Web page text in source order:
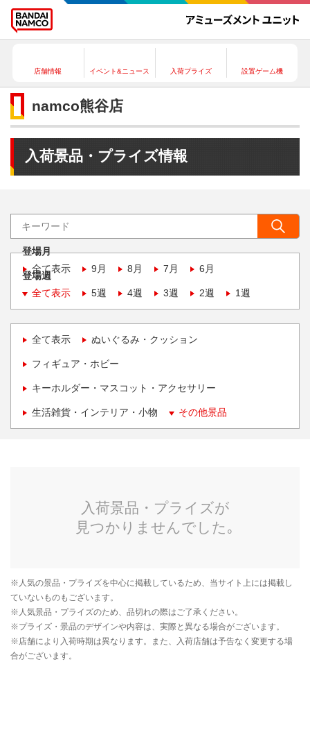
店舗情報 イベント&ニュース 入荷プライズ 設置ゲーム機
namco熊谷店
入荷景品・プライズ情報
登場月
全て表示
9月 8月 7月 6月
登場週
全て表示
5週 4週 3週 2週 1週
全て表示 ぬいぐるみ・クッション
フィギュア・ホビー
キーホルダー・マスコット・アクセサリー
生活雑貨・インテリア・小物 その他景品